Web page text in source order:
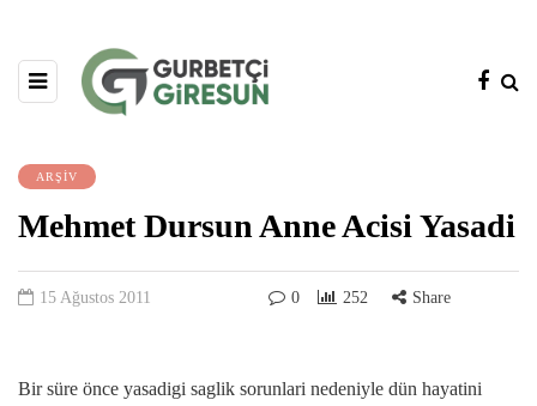
ARŞİV
Mehmet Dursun Anne Acisi Yasadi
15 Ağustos 2011 0 252 Share
Bir süre önce yasadigi saglik sorunlari nedeniyle dün hayatini